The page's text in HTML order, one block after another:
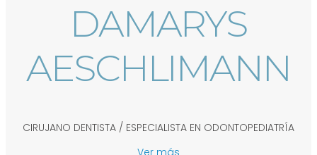
DAMARYS
AESCHLIMANN
CIRUJANO DENTISTA / ESPECIALISTA EN ODONTOPEDIATRÍA